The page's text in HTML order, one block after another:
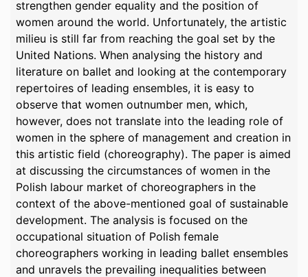
strengthen gender equality and the position of
women around the world. Unfortunately, the artistic
milieu is still far from reaching the goal set by the
United Nations. When analysing the history and
literature on ballet and looking at the contemporary
repertoires of leading ensembles, it is easy to
observe that women outnumber men, which,
however, does not translate into the leading role of
women in the sphere of management and creation in
this artistic field (choreography). The paper is aimed
at discussing the circumstances of women in the
Polish labour market of choreographers in the
context of the above-mentioned goal of sustainable
development. The analysis is focused on the
occupational situation of Polish female
choreographers working in leading ballet ensembles
and unravels the prevailing inequalities between